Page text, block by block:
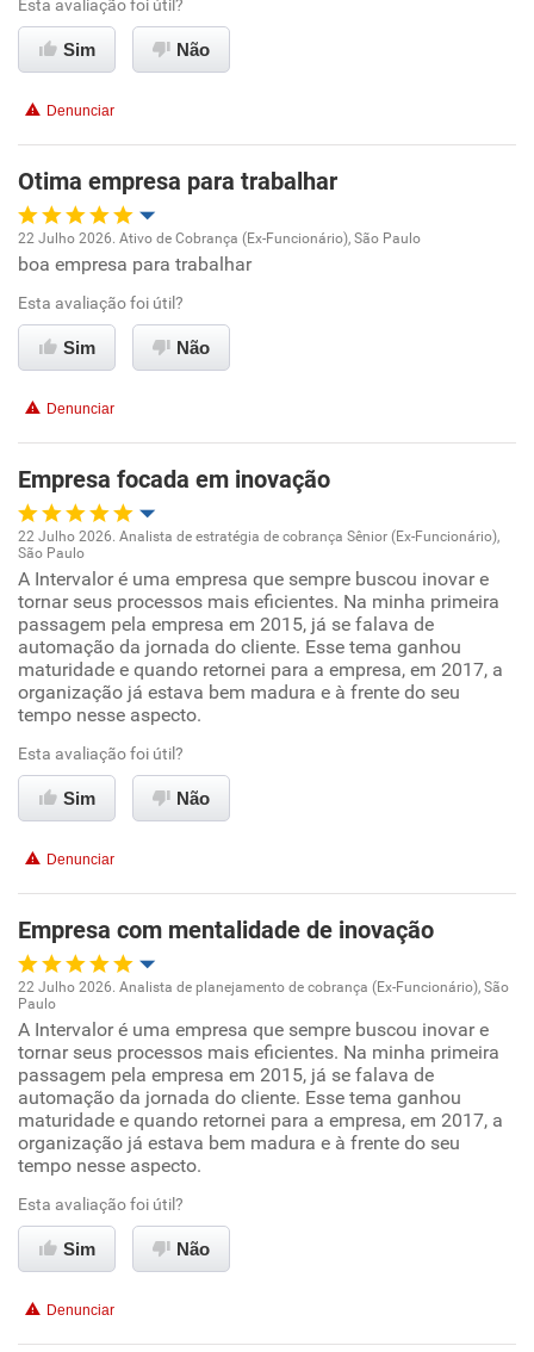
Conciliação com a vida familiar
Recomenda esta empresa
Recomenda a diretoria
Esta avaliação foi útil?
Sim Não
Denunciar
Otima empresa para trabalhar
Oportunidade de promoção
Ambiente de trabalho
Benefícios
Recomenda esta empresa
Recomenda a diretoria
22 Julho 2026. Ativo de Cobrança (Ex-Funcionário), São Paulo
boa empresa para trabalhar
Esta avaliação foi útil?
Sim Não
Denunciar
Empresa focada em inovação
Oportunidade de promoção
Ambiente de trabalho
Conciliação com a vida familiar
Recomenda esta empresa
22 Julho 2026. Analista de estratégia de cobrança Sênior (Ex-Funcionário),
São Paulo
A Intervalor é uma empresa que sempre buscou inovar e
tornar seus processos mais eficientes. Na minha primeira
passagem pela empresa em 2015, já se falava de
automação da jornada do cliente. Esse tema ganhou
maturidade e quando retornei para a empresa, em 2017, a
organização já estava bem madura e à frente do seu
tempo nesse aspecto.
Esta avaliação foi útil?
Sim Não
Denunciar
Empresa com mentalidade de inovação
Oportunidade de promoção
Ambiente de trabalho
Conciliação com a vida familiar
Recomenda esta empresa
22 Julho 2026. Analista de planejamento de cobrança (Ex-Funcionário), São
Paulo
A Intervalor é uma empresa que sempre buscou inovar e
tornar seus processos mais eficientes. Na minha primeira
passagem pela empresa em 2015, já se falava de
automação da jornada do cliente. Esse tema ganhou
maturidade e quando retornei para a empresa, em 2017, a
organização já estava bem madura e à frente do seu
tempo nesse aspecto.
Esta avaliação foi útil?
Sim Não
Denunciar